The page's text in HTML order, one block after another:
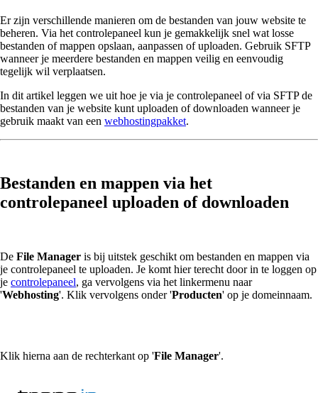
Er zijn verschillende manieren om de bestanden van jouw website te
beheren. Via het controlepaneel kun je gemakkelijk snel wat losse
bestanden of mappen opslaan, aanpassen of uploaden. Gebruik SFTP
wanneer je meerdere bestanden en mappen veilig en eenvoudig
tegelijk wil verplaatsen.
In dit artikel leggen we uit hoe je via je controlepaneel of via SFTP de
bestanden van je website kunt uploaden of downloaden wanneer je
gebruik maakt van een webhostingpakket.
Bestanden en mappen via het
controlepaneel uploaden of downloaden
De File Manager is bij uitstek geschikt om bestanden en mappen via
je controlepaneel te uploaden. Je komt hier terecht door in te loggen op
je controlepaneel, ga vervolgens via het linkermenu naar
'Webhosting'. Klik vervolgens onder 'Producten' op je domeinnaam.
Klik hierna aan de rechterkant op 'File Manager'.